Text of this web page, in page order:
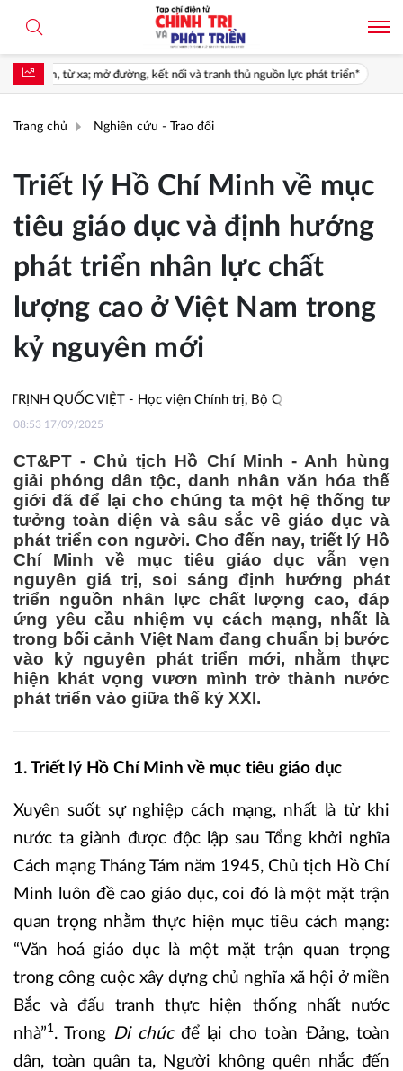
kết nối và tranh thủ nguồn lực phát triển* Giá trị của nghị quyết
Trang chủ Nghiên cứu - Trao đổi
Triết lý Hồ Chí Minh về mục
tiêu giáo dục và định hướng
phát triển nhân lực chất
lượng cao ở Việt Nam trong
kỷ nguyên mới
VIỆT - Học viện Chính trị, Bộ Quốc phòng
08:53 17/09/2025
CT&PT - Chủ tịch Hồ Chí Minh - Anh hùng
giải phóng dân tộc, danh nhân văn hóa thế
giới đã để lại cho chúng ta một hệ thống tư
tưởng toàn diện và sâu sắc về giáo dục và
phát triển con người. Cho đến nay, triết lý Hồ
Chí Minh về mục tiêu giáo dục vẫn vẹn
nguyên giá trị, soi sáng định hướng phát
triển nguồn nhân lực chất lượng cao, đáp
ứng yêu cầu nhiệm vụ cách mạng, nhất là
trong bối cảnh Việt Nam đang chuẩn bị bước
vào kỷ nguyên phát triển mới, nhằm thực
hiện khát vọng vươn mình trở thành nước
phát triển vào giữa thế kỷ XXI.
1. Triết lý Hồ Chí Minh về mục tiêu giáo dục
Xuyên suốt sự nghiệp cách mạng, nhất là từ khi
nước ta giành được độc lập sau Tổng khởi nghĩa
Cách mạng Tháng Tám năm 1945, Chủ tịch Hồ Chí
Minh luôn đề cao giáo dục, coi đó là một mặt trận
quan trọng nhằm thực hiện mục tiêu cách mạng:
“Văn hoá giáo dục là một mặt trận quan trọng
trong công cuộc xây dựng chủ nghĩa xã hội ở miền
Bắc và đấu tranh thực hiện thống nhất nước
nhà”1 . Trong Di chúcđể lại cho toàn Đảng, toàn
dân, toàn quân ta, Người không quên nhắc đến